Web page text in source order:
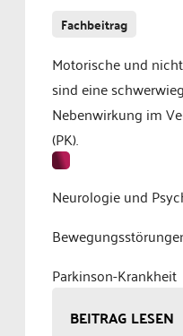
Fachbeitrag
Motorische und
sind eine
Nebenwirkung im
(PK).
Neurologie und
Parkinson-Krankheit
BEITRAG LESEN